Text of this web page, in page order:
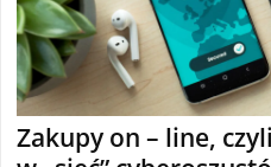
Zakupy on – line,